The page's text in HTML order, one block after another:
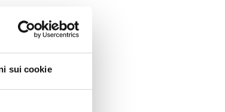
sui cookie